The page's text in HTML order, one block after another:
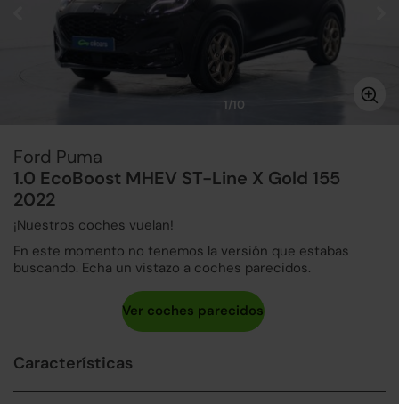
1/10
Ford Puma
1.0 EcoBoost MHEV ST-Line X Gold 155
2022
¡Nuestros coches vuelan!
En este momento no tenemos la versión que estabas
buscando. Echa un vistazo a coches parecidos.
Características